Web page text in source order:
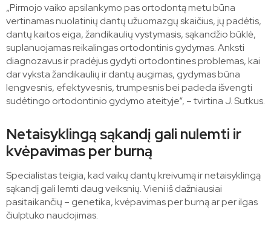
„Pirmojo vaiko apsilankymo pas ortodontą metu būna
vertinamas nuolatinių dantų užuomazgų skaičius, jų padėtis,
dantų kaitos eiga, žandikaulių vystymasis, sąkandžio būklė,
suplanuojamas reikalingas ortodontinis gydymas. Anksti
diagnozavus ir pradėjus gydyti ortodontines problemas, kai
dar vyksta žandikaulių ir dantų augimas, gydymas būna
lengvesnis, efektyvesnis, trumpesnis bei padeda išvengti
sudėtingo ortodontinio gydymo ateityje“, – tvirtina J. Sutkus.
Netaisyklingą sąkandį gali nulemti ir
kvėpavimas per burną
Specialistas teigia, kad vaikų dantų kreivumą ir netaisyklingą
sąkandį gali lemti daug veiksnių. Vieni iš dažniausiai
pasitaikančių – genetika, kvėpavimas per burną ar per ilgas
čiulptuko naudojimas.